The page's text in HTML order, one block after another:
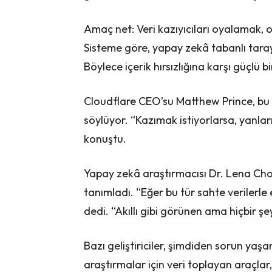
Amaç net: Veri kazıyıcıları
Sisteme göre, yapay zekâ tabanlı
Böylece içerik hırsızlığına karşı
Cloudflare CEO’su Matthew Prince,
söylüyor. “Kazımak istiyorlarsa,
konuştu.
Yapay zekâ araştırmacısı Dr. Lena
tanımladı. “Eğer bu tür sahte
dedi. “Akıllı gibi görünen ama hiçbir
Bazı geliştiriciler, şimdiden sorun
araştırmalar için veri toplayan